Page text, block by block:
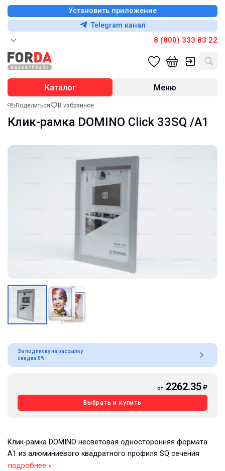
Установить приложение
Telegram канал
8 (800) 333 83 22
Каталог Меню
Поделиться В избранное
Клик-рамка DOMINO Click 33SQ /А1
За подписку на рассылку
скидка 5%
от 2262.35
Выбрать и купить
Клик-рамка DOMINO несветовая односторонняя формата
А1 из алюминиевого квадратного профиля SQ сечения
подробнее »